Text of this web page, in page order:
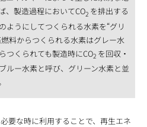
、製造過程においてCO2 を排出する
ようにしてつくられる水素を“グリ
料からつくられる水素はグレー水
つくられても製造時にCO2 を回収・
ルー水素と呼び、グリーン水素と並
要な時に利用することで、再生エネ